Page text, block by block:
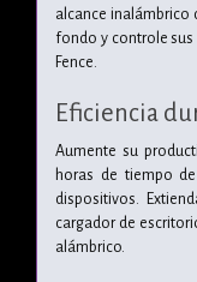
alcance inalámbrico
fondo y controle
Fence.
Eficiencia
Aumente su
horas de tiempo
dispositivos.
cargador de
alámbrico.